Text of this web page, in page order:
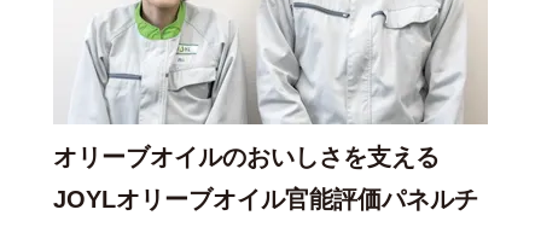
オリーブオイルのおいしさを支える
JOYLオリーブオイル官能評価パネルチ